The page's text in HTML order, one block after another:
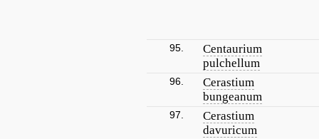
95.
Centaurium
pulchellum
96.
Cerastium
bungeanum
97.
Cerastium
davuricum